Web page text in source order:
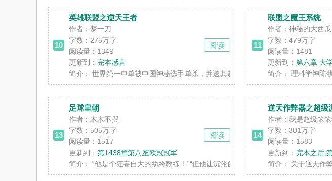
10
英雄联盟之逆天王者
作者：梦一刀
字数： 275万字
阅读量：1349
更新到： 完本感言
简介：
世界第一中单被中国神秘选手单杀，并送其超鬼…… 看着多年韩棒子肆虐，
阅读 11
联盟之魔王系统
作者：神秘的大西瓜
字数：479万字
阅读量：1481
更新到：第六章 大
简介：
理科学神陈
13
足球皇朝
作者：木木不哭
字数： 505万字
阅读量：1517
更新到： 第1438章第八座欧冠冠军
简介：
“他是个狂妄自大的纨绔教练！”“但他让沉沦的豪门涅槃重生！”“他与世界为
阅读 14
逆天作弊器之超级
作者：我是超级笨
字数：301万字
阅读量：1583
更新到： 完本之后,
简介：
关于逆天作